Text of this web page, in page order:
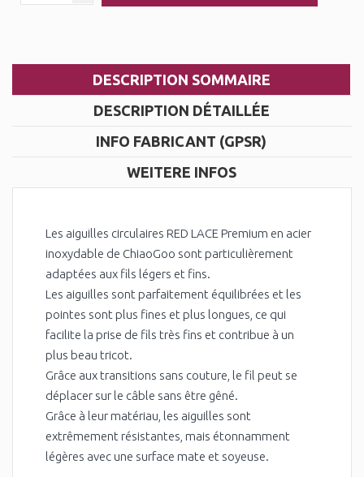
DESCRIPTION SOMMAIRE
DESCRIPTION DÉTAILLÉE
INFO FABRICANT (GPSR)
WEITERE INFOS
Les aiguilles circulaires RED LACE Premium en acier
inoxydable de ChiaoGoo sont particulièrement
adaptées aux fils légers et fins.
Les aiguilles sont parfaitement équilibrées et les
pointes sont plus fines et plus longues, ce qui
facilite la prise de fils très fins et contribue à un
plus beau tricot.
Grâce aux transitions sans couture, le fil peut se
déplacer sur le câble sans être gêné.
Grâce à leur matériau, les aiguilles sont
extrêmement résistantes, mais étonnamment
légères avec une surface mate et soyeuse.